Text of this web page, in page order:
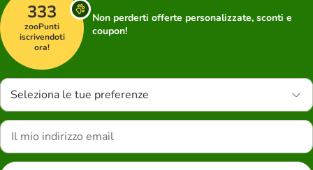
333
zooPunti
iscrivendoti
ora!
Non perderti offerte personalizzate, sconti e
coupon!
Seleziona le tue preferenze